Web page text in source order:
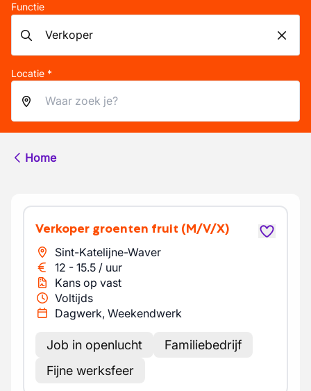
Functie
Locatie *
Home
Verkoper groenten fruit (M/V/X)
Sint-Katelijne-Waver
12 - 15.5 / uur
Kans op vast
Voltijds
Dagwerk, Weekendwerk
Job in openlucht
Familiebedrijf
Fijne werksfeer